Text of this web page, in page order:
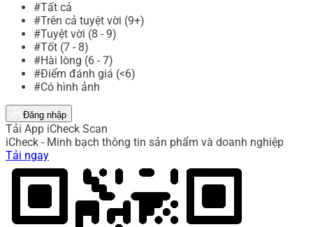
#Tất cả
#Trên cả tuyệt vời (9+)
#Tuyệt vời (8 - 9)
#Tốt (7 - 8)
#Hài lòng (6 - 7)
#Điểm đánh giá (<6)
#Có hình ảnh
Đăng nhập
Tải App iCheck Scan
iCheck - Minh bạch thông tin sản phẩm và doanh nghiệp
Tải ngay